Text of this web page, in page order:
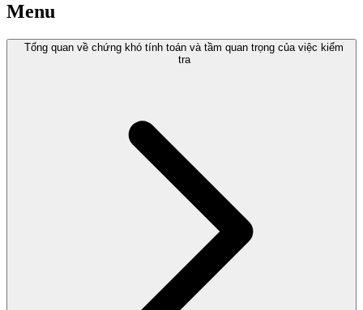
Menu
Tổng quan về chứng khó tính toán và tầm quan trọng của việc kiểm
tra